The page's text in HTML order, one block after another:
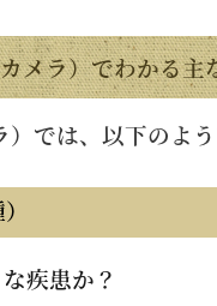
メラ）でわかる主
では、以下のよう
疾患か？